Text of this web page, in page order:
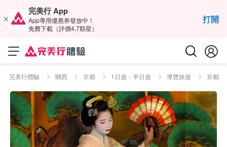
完美行 App
App專用優惠券發放中！
免費下載（評價4.7顆星）
打開
完美行體驗 關西 京都 1日遊・半日遊 導覽旅遊 京都本